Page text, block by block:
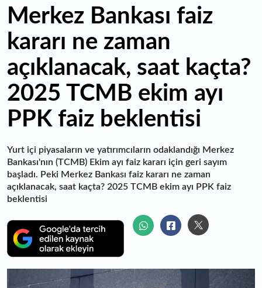
Merkez Bankası faiz
kararı ne zaman
açıklanacak, saat kaçta?
2025 TCMB ekim ayı
PPK faiz beklentisi
Yurt içi piyasaların ve yatırımcıların odaklandığı Merkez
Bankası'nın (TCMB) Ekim ayı faiz kararı için geri sayım
başladı. Peki Merkez Bankası faiz kararı ne zaman
açıklanacak, saat kaçta? 2025 TCMB ekim ayı PPK faiz
beklentisi